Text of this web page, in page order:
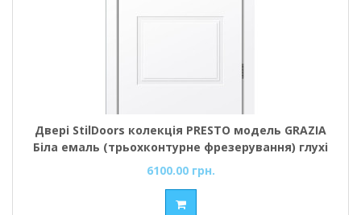
Двері StilDoors колекція PRESTO модель GRAZIA
Біла емаль (трьохконтурне фрезерування) глухі
6100.00 грн.